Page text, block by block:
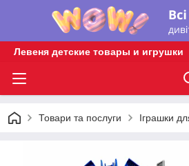
Левеня детские товары и игрушки
Товари та послуги Іграшки